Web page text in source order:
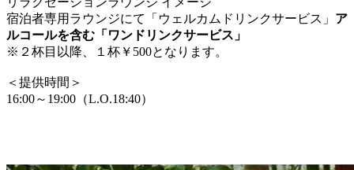
宿泊者専用ラウンジにて「ウェルカムドリンクサービス」 ア
ルコールを含む「ワンドリンクサービス」
※２杯目以降、１杯￥500となります。
＜提供時間＞
16:00～19:00（L.O.18:40）